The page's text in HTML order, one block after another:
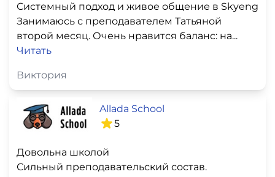
Системный подход и живое общение в Skyeng
Занимаюсь с преподавателем Татьяной
второй месяц. Очень нравится баланс: на...
Читать
Виктория
Allada School
5
Довольна школой
Сильный преподавательский состав.